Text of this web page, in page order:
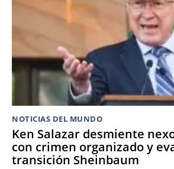
NOTICIAS DEL MUNDO
Ken Salazar desmiente
con crimen organizado y
transición Sheinbaum